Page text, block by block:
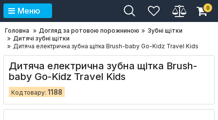
Меню 0
Головна Догляд за ротовою порожниною
Зубні щітки
Дитячі зубні щітки
Дитяча електрична зубна щітка Brush-baby Go-Kidz Travel Kids
Дитяча електрична зубна щітка Brush-
baby Go-Kidz Travel Kids
Код товару: 1188